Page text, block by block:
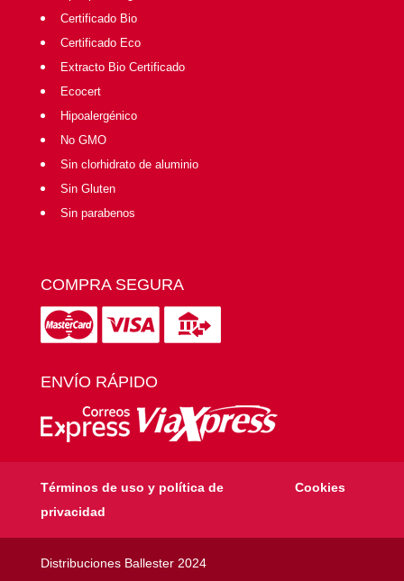
Certificado Bio
Certificado Eco
Extracto Bio Certificado
Ecocert
Hipoalergénico
No GMO
Sin clorhidrato de aluminio
Sin Gluten
Sin parabenos
COMPRA SEGURA
ENVÍO RÁPIDO
Términos de uso y política de
privacidad
Cookies
Distribuciones Ballester 2024